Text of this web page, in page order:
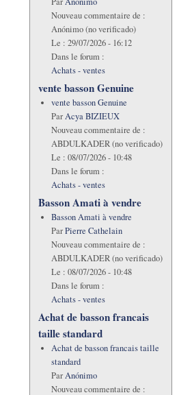
Nouveau commentaire de :
Anónimo (no verificado)
Le : 29/07/2026 - 16:12
Dans le forum :
Achats - ventes
vente basson Genuine
vente basson Genuine
ParAcya BIZIEUX
Nouveau commentaire de :
ABDULKADER (no verificado)
Le : 08/07/2026 - 10:48
Dans le forum :
Achats - ventes
Basson Amati à vendre
Basson Amati à vendre
ParPierre Cathelain
Nouveau commentaire de :
ABDULKADER (no verificado)
Le : 08/07/2026 - 10:48
Dans le forum :
Achats - ventes
Achat de basson francais
taille standard
Achat de basson francais taille
standard
ParAnónimo
Nouveau commentaire de :